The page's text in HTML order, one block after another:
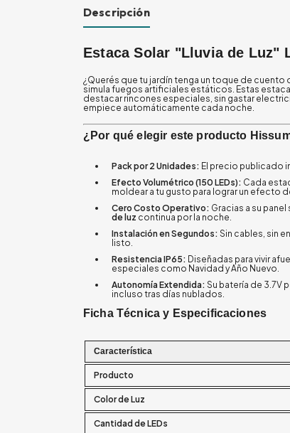
Descripción
Estaca Solar "Lluvia de Luz"
¿Querés que tu jardín tenga un toque de cuento
simula fuegos artificiales estáticos. Estas
destacar rincones especiales, sin gastar
empiece automáticamente cada noche.
¿Por qué elegir este producto
Pack por 2 Unidades: El precio publicado
Efecto Volumétrico (150 LEDs): Cada
moldear a tu gusto para lograr un efecto
Cero Costo Operativo: Gracias a su
de luz continua por la noche.
Instalación en Segundos: Sin cables, sin
listo.
Resistencia IP65: Diseñadas para vivir
especiales como Navidad y Año Nuevo.
Autonomía Extendida: Su batería de 3.7V
incluso tras días nublados.
Ficha Técnica y Especificaciones
Característica
Producto
Color de Luz
Cantidad de LEDs